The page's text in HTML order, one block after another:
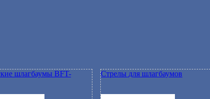
шлагбаумы BFT-
Стрелы для шлагбаумов